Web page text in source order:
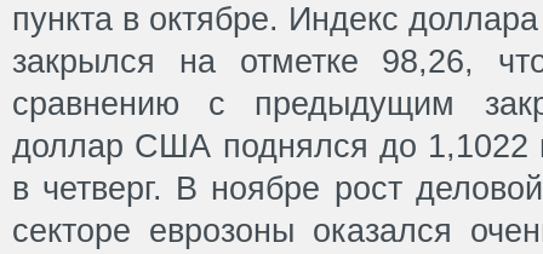
пункта в октябре. Индекс
закрылся на отметке 98,26,
сравнению с предыдущим
доллар США поднялся до 1,1022
в четверг. В ноябре рост
секторе еврозоны оказался